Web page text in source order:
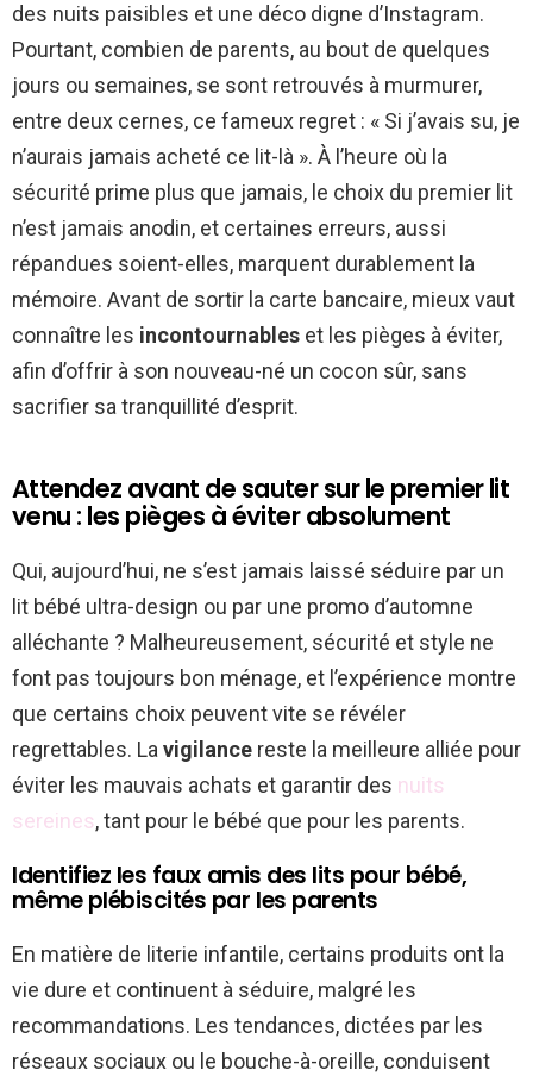
des nuits paisibles et une déco digne d’Instagram.
Pourtant, combien de parents, au bout de quelques
jours ou semaines, se sont retrouvés à murmurer,
entre deux cernes, ce fameux regret : « Si j’avais su, je
n’aurais jamais acheté ce lit-là ». À l’heure où la
sécurité prime plus que jamais, le choix du premier lit
n’est jamais anodin, et certaines erreurs, aussi
répandues soient-elles, marquent durablement la
mémoire. Avant de sortir la carte bancaire, mieux vaut
connaître les incontournables et les pièges à éviter,
afin d’offrir à son nouveau-né un cocon sûr, sans
sacrifier sa tranquillité d’esprit.
Attendez avant de sauter sur le premier lit
venu : les pièges à éviter absolument
Qui, aujourd’hui, ne s’est jamais laissé séduire par un
lit bébé ultra-design ou par une promo d’automne
alléchante ? Malheureusement, sécurité et style ne
font pas toujours bon ménage, et l’expérience montre
que certains choix peuvent vite se révéler
regrettables. Lavigilance reste la meilleure alliée pour
éviter les mauvais achats et garantir des nuits
sereines, tant pour le bébé que pour les parents.
Identifiez les faux amis des lits pour bébé,
même plébiscités par les parents
En matière de literie infantile, certains produits ont la
vie dure et continuent à séduire, malgré les
recommandations. Les tendances, dictées par les
réseaux sociaux ou le bouche-à-oreille, conduisent